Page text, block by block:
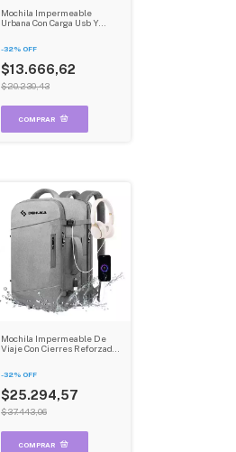
Mochila Impermeable
Urbana Con Carga Usb Y
-32% OFF
$13.666,62
$20.230,43
Mochila Impermeable De
Viaje Con Cierres Reforzados
B09 Gris
-32% OFF
$25.294,57
$37.443,06